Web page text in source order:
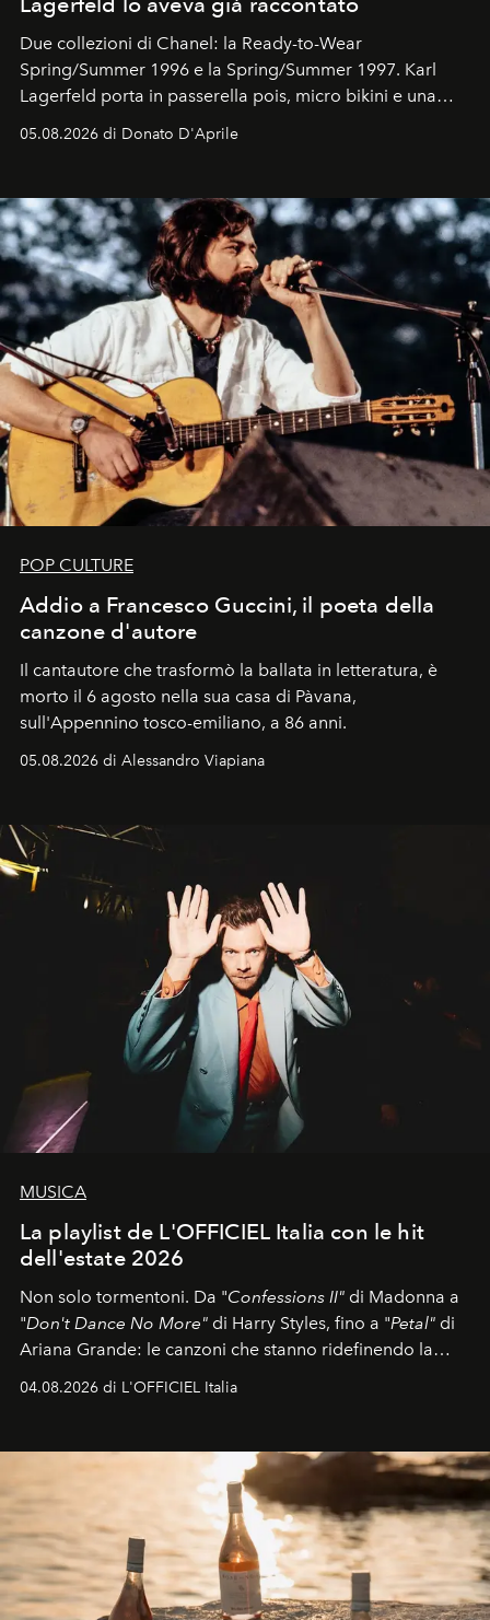
Due collezioni di Chanel: la Ready-to-Wear
Spring/Summer 1996 e la Spring/Summer 1997. Karl
Lagerfeld porta in passerella pois, micro bikini e una
logomania pensata per la spiaggia
Kate, Claudia e Carla una dietro l'altra. Trent'anni dopo,
uno dei documenti più contemporanei che abbiamo.
05.08.2026 di Donato D'Aprile
POP CULTURE
Addio a Francesco Guccini, il poeta della
canzone d'autore
Il cantautore che trasformò la ballata in letteratura, è
morto il 6 agosto nella sua casa di Pàvana,
sull'Appennino tosco-emiliano, a 86 anni.
05.08.2026 di Alessandro Viapiana
MUSICA
La playlist de L'OFFICIEL Italia con le hit
dell'estate 2026
Non solo tormentoni. Da "Confessions II" di Madonna a
"Don't Dance No More" di Harry Styles, fino a "Petal" di
Ariana Grande: le canzoni che stanno ridefinendo la
colonna sonora della stagione.
04.08.2026 di L'OFFICIEL Italia